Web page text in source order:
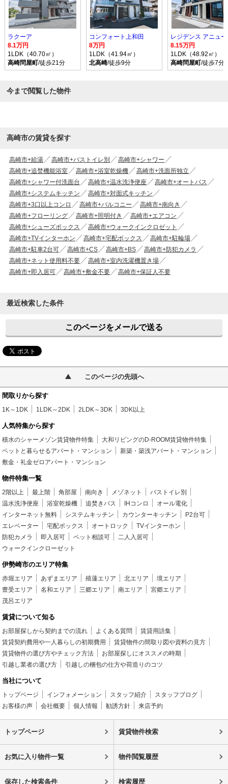
ラクーア
8.1万円
1LDK（40.70㎡）
高崎問屋町/徒歩21分
コンフォート上和田
8万円
1LDK（41.94㎡）
北高崎/徒歩9分
レジデンス アニュー
8.15万円
1LDK（48.92㎡）
高崎問屋町/徒歩7分
今まで閲覧した物件
高崎市の賃貸を探す
高崎市+給湯 高崎市+バストイレ別
高崎市+シャワー
高崎市+追焚機能浴室
高崎市+浴室乾燥機
高崎市+洗面所独立
高崎市+シャワー付洗面台
高崎市+温水洗浄便座
高崎市+オートバス
高崎市+システムキッチン
高崎市+対面式キッチン
高崎市+3口以上コンロ
高崎市+バルコニー
高崎市+南向き
高崎市+フローリング
高崎市+照明付き
高崎市+エアコン
高崎市+シューズボックス
高崎市+ウォークインクロゼット
高崎市+TVインターホン
高崎市+宅配ボックス
高崎市+駐輪場
高崎市+駐車2台可
高崎市+CS 高崎市+BS
高崎市+防犯カメラ
高崎市+ネット使用料不要
高崎市+室内洗濯機置き場
高崎市+即入居可
高崎市+敷金不要 高崎市+保証人不要
最近検索した条件
このページをメールで送る
このページの先頭へ
間取りから探す
1K～1DK 1LDK～2DK 2LDK～3DK 3DK以上
人気特集から探す
積水のシャーメゾン賃貸物件特集
大和リビングのD-ROOM賃貸物件特集
ペットと暮らせるアパート・マンション
新築・築浅アパート・マンション
敷金・礼金ゼロアパート・マンション
物件特集一覧
2階以上 最上階 角部屋 南向き メゾネット
バストイレ別
温水洗浄便座
浴室乾燥機 追焚きバス IHコンロ
オール電化
インターネット無料
システムキッチン カウンターキッチン
P2台可
エレベーター
宅配ボックス オートロック
TVインターホン
防犯カメラ
即入居可 ペット相談可
二人入居可
ウォークインクローゼット
伊勢崎市のエリア特集
赤堀エリア あずまエリア 殖蓮エリア 北エリア
境エリア
豊受エリア
名和エリア 三郷エリア 南エリア
宮郷エリア
茂呂エリア
賃貸について知る
お部屋探しから契約までの流れ よくある質問
賃貸用語集
賃貸契約費用や一人暮らしの初期費用
賃貸物件の間取り図や資料の見方
賃貸物件の選び方やチェック方法
お部屋探しにオススメの時期
引越し業者の選び方
引越しの梱包の仕方や荷造りのコツ
当社について
トップページ インフォメーション スタッフ紹介
スタッフブログ
お客様の声
会社概要 個人情報 勧誘方針 来店予約
トップページ 賃貸物件検索
お気に入り物件一覧 物件閲覧履歴
保存した検索条件 検索履歴